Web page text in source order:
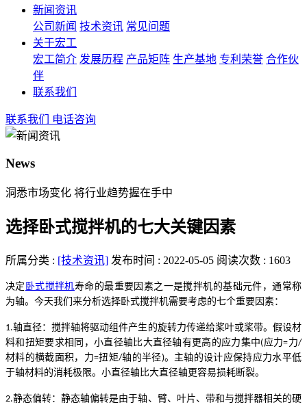
新闻资讯
公司新闻 技术资讯 常见问题
关于宏工
宏工简介 发展历程 产品矩阵 生产基地 专利荣誉 合作伙
伴
联系我们
联系我们 电话咨询
News
洞悉市场变化 将行业趋势握在手中
选择卧式搅拌机的七大关键因素
所属分类 : [技术资讯] 发布时间 : 2022-05-05 阅读次数 : 1603
决定 卧式搅拌机寿命的最重要因素之一是搅拌机的基础元件，通常称
为轴。 今天我们来分析选择卧式搅拌机需要考虑的七个重要因素：
1.轴直径：搅拌轴将驱动组件产生的旋转力传递给桨叶或桨带。假设材
料和扭矩要求相同，小直径轴比大直径轴有更高的应力集中(应力=力/
材料的横截面积，力=扭矩/轴的半径)。主轴的设计应保持应力水平低
于轴材料的消耗极限。小直径轴比大直径轴更容易损耗断裂。
2.静态偏转：静态轴偏转是由于轴、臂、叶片、带和与搅拌器相关的硬